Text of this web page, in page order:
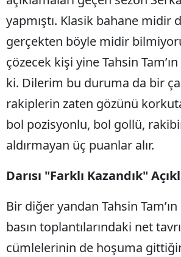
yapmıştı. Klasik bahane midir
gerçekten böyle midir
çözecek kişi yine Tahsin
ki. Dilerim bu duruma da bir
rakiplerin zaten gözünü
bol pozisyonlu, bol gollü,
aldırmayan üç puanlar alır.
Darısı "Farklı Kazandık"
Bir diğer yandan Tahsin
basın toplantılarındaki net
cümlelerinin de hoşuma